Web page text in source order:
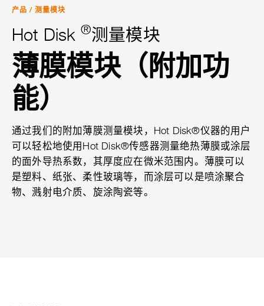
产品 / 测量模块
Hot Disk ®测量模块
薄膜模块（附加功
能）
通过我们的附加薄膜测量模块，Hot Disk®仪器的用户
可以轻松地使用Hot Disk®传感器测量绝热薄膜或涂层
的面外导热系数，其厚度应在微米范围内。薄膜可以
是塑料、纸张、柔性玻璃等，而涂层可以是喷涂聚合
物、溅射电介质、旋涂陶瓷等。